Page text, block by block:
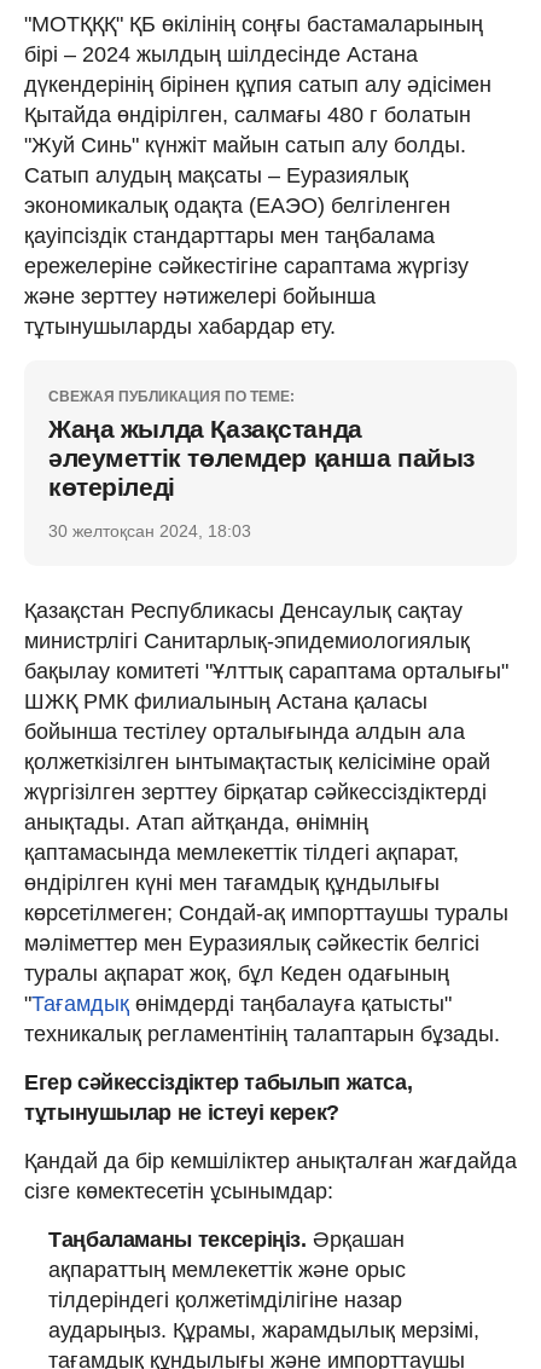
"МОТҚҚҚ" ҚБ өкілінің соңғы бастамаларының
бірі – 2024 жылдың шілдесінде Астана
дүкендерінің бірінен құпия сатып алу әдісімен
Қытайда өндірілген, салмағы 480 г болатын
"Жуй Синь" күнжіт майын сатып алу болды.
Сатып алудың мақсаты – Еуразиялық
экономикалық одақта (ЕАЭО) белгіленген
қауіпсіздік стандарттары мен таңбалама
ережелеріне сәйкестігіне сараптама жүргізу
және зерттеу нәтижелері бойынша
тұтынушыларды хабардар ету.
СВЕЖАЯ ПУБЛИКАЦИЯ ПО ТЕМЕ:
Жаңа жылда Қазақстанда
әлеуметтік төлемдер қанша пайыз
көтеріледі
30 желтоқсан 2024, 18:03
Қазақстан Республикасы Денсаулық сақтау
министрлігі Санитарлық-эпидемиологиялық
бақылау комитеті "Ұлттық сараптама орталығы"
ШЖҚ РМК филиалының Астана қаласы
бойынша тестілеу орталығында алдын ала
қолжеткізілген ынтымақтастық келісіміне орай
жүргізілген зерттеу бірқатар сәйкессіздіктерді
анықтады. Атап айтқанда, өнімнің
қаптамасында мемлекеттік тілдегі ақпарат,
өндірілген күні мен тағамдық құндылығы
көрсетілмеген; Сондай-ақ импорттаушы туралы
мәліметтер мен Еуразиялық сәйкестік белгісі
туралы ақпарат жоқ, бұл Кеден одағының
"Тағамдық өнімдерді таңбалауға қатысты"
техникалық регламентінің талаптарын бұзады.
Егер сәйкессіздіктер табылып жатса,
тұтынушылар не істеуі керек?
Қандай да бір кемшіліктер анықталған жағдайда
сізге көмектесетін ұсынымдар:
Таңбаламаны тексеріңіз. Әрқашан
ақпараттың мемлекеттік және орыс
тілдеріндегі қолжетімділігіне назар
аударыңыз. Құрамы, жарамдылық мерзімі,
тағамдық құндылығы және импорттаушы